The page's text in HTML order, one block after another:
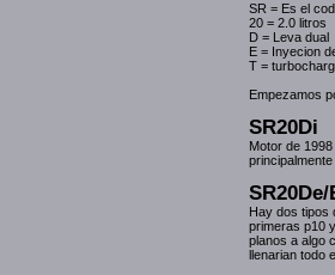
SR = Es el
20 = 2.0 litros
D = Leva dual
E = Inyecion
T =
Empezamos
SR20Di
Motor de
SR20De/
Hay dos tipos
primeras p10
planos a algo
llenarian todo